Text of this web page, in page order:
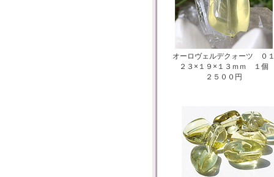
オーロヴェルデクォーツ ０１
２３×１９×１３ｍｍ １個
２５００円